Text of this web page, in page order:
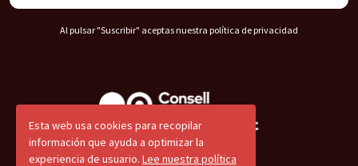
Esta web usa cookies para recopilar
información que ayuda a optimizar la
experiencia de usuario. Lee nuestra política
Al pulsar "Suscribir" aceptas nuestra política de privacidad